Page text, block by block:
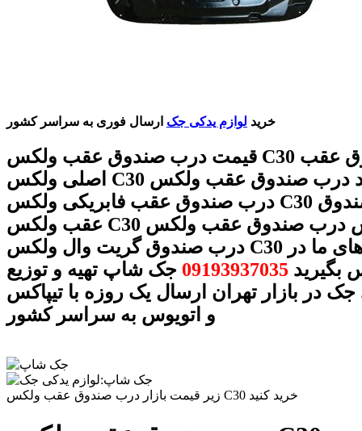
خرید لوازم یدکی جک ارسال فوری به سراسر کشور
قیمت درب صندوق عقب ولکس C30 درب صندوق عقب
اصلی ولکس C30 خرید درب صندوق عقب ولکس C30
درب صندوق عقب فابریکی ولکس C30 درب صندوق
عقب ولکس C30 فروش درب صندوق عقب ولکس C30
درب صندوق گریت وال ولکس C30 با شماره های ما در
بگیرید 09193937035 جک شاپ تهیه و توزیع
جک در بازار تهران ارسال یک روزه با تیپاکس
و اتویوس به سراسر کشور
زیر قیمت بازار درب صندوق عقب ولکس C30 خرید کنید